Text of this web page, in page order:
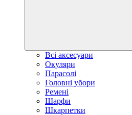
Всі аксесуари
Окуляри
Парасолі
Головні убори
Ремені
Шарфи
Шкарпетки